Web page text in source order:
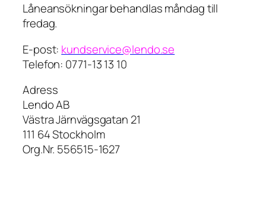
Låneansökningar behandlas måndag till
fredag.
E-post: kundservice@lendo.se
Telefon: 0771-13 13 10
Adress
Lendo AB
Västra Järnvägsgatan 21
111 64 Stockholm
Org.Nr. 556515-1627